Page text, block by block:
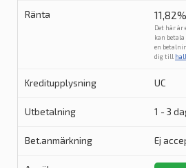
Det här är
kan
en
dig till
UC
1 - 3
Ej